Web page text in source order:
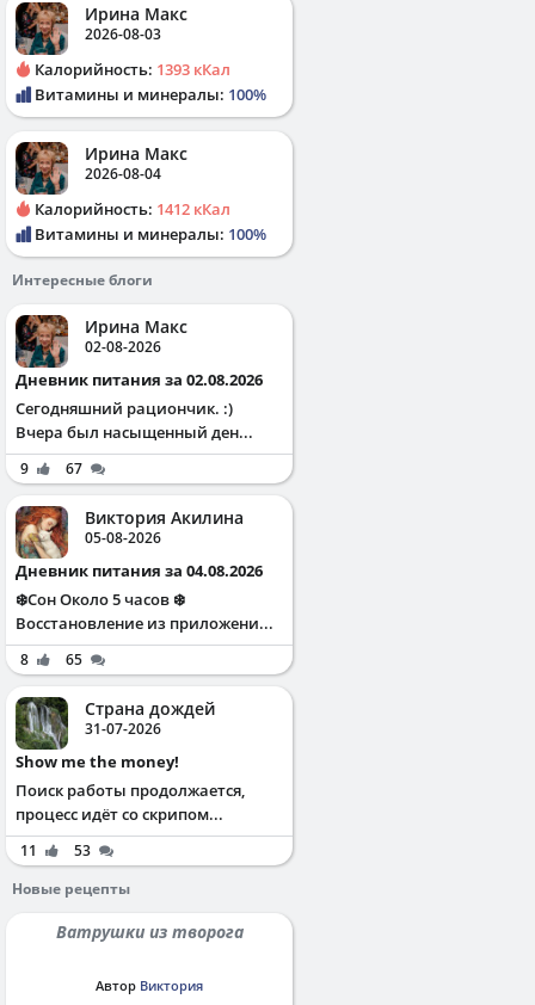
Ирина Макс
2026-08-03
Калорийность: 1393 кКал
Витамины и минералы: 100%
Ирина Макс
2026-08-04
Калорийность: 1412 кКал
Витамины и минералы: 100%
Интересные блоги
Ирина Макс
02-08-2026
Дневник питания за 02.08.2026
Сегодняшний рациончик. :)
Вчера был насыщенный ден...
9 67
Виктория Акилина
05-08-2026
Дневник питания за 04.08.2026
❄️Сон Около 5 часов ❄️
Восстановление из приложени...
8 65
Страна дождей
31-07-2026
Show me the money!
Поиск работы продолжается,
процесс идёт со скрипом...
11
53
Новые рецепты
Ватрушки из творога
Автор Виктория